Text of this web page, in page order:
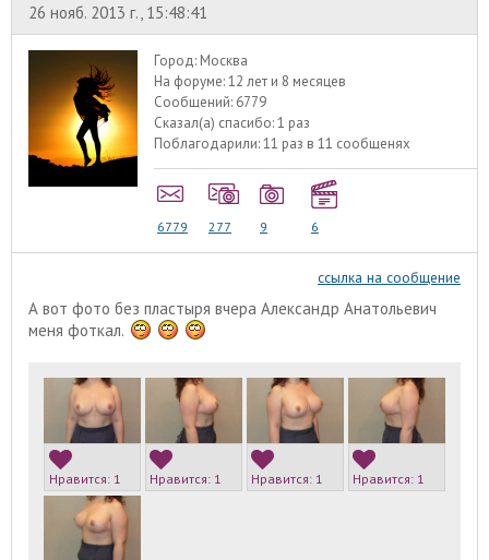
26 нояб. 2013 г., 15:48:41
Город: Москва
На форуме:12 лет и 8 месяцев
Сообщений: 6779
Сказал(а) спасибо:1 раз
Поблагодарили:11 раз в 11 сообщенях
6779 277 9 6
ссылка на сообщение
А вот фото без пластыря вчера Александр Анатольевич
меня фоткал.
Нравится: 1 Нравится: 1 Нравится: 1 Нравится: 1